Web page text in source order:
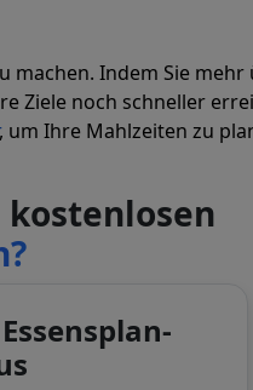
machen. Indem Sie mehr
Ziele noch schneller
, um Ihre Mahlzeiten zu